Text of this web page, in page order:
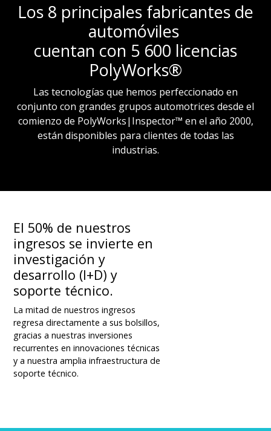
Los 8 principales fabricantes de
automóviles
cuentan con 5 600 licencias
PolyWorks®
Las tecnologías que hemos perfeccionado en
conjunto con grandes grupos automotrices desde el
comienzo de PolyWorks|Inspector™ en el año 2000,
están disponibles para clientes de todas las
industrias.
El 50% de nuestros
ingresos se invierte en
investigación y
desarrollo (I+D) y
soporte técnico.
La mitad de nuestros ingresos
regresa directamente a sus bolsillos,
gracias a nuestras inversiones
recurrentes en innovaciones técnicas
y a nuestra amplia infraestructura de
soporte técnico.